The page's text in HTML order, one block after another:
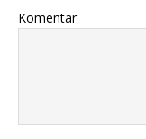
Komentar